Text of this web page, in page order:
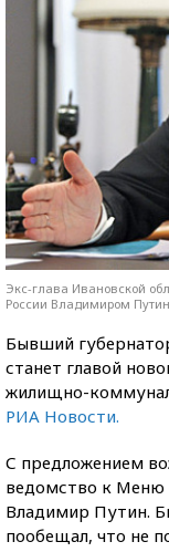
Экс-глава Ивановской
России Владимиром
Бывший
станет главой
жилищно-
РИА Новости.
С предложением
ведомство к Меню
Владимир Путин.
пообещал, что не